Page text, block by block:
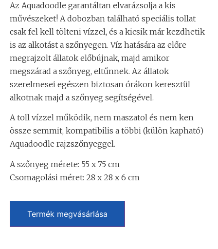
Az Aquadoodle garantáltan elvarázsolja a kis
művészeket! A dobozban található speciális tollat
csak fel kell tölteni vízzel, és a kicsik már kezdhetik
is az alkotást a szőnyegen. Víz hatására az előre
megrajzolt állatok előbújnak, majd amikor
megszárad a szőnyeg, eltűnnek. Az állatok
szerelmesei egészen biztosan órákon keresztül
alkotnak majd a szőnyeg segítségével.
A toll vízzel működik, nem maszatol és nem ken
össze semmit, kompatibilis a többi (külön kapható)
Aquadoodle rajzszőnyeggel.
A szőnyeg mérete: 55 x 75 cm
Csomagolási méret: 28 x 28 x 6 cm
Termék megvásárlása